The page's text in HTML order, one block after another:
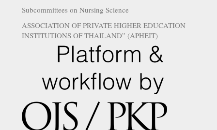
Subcommittees on Nursing Science
ASSOCIATION OF PRIVATE HIGHER EDUCATION
INSTITUTIONS OF THAILAND” (APHEIT)